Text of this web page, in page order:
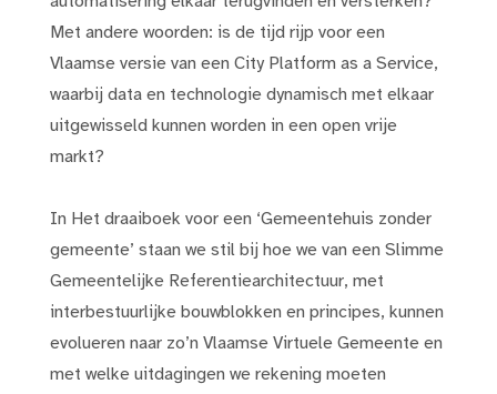
Met andere woorden: is de tijd rijp voor een
Vlaamse versie van een City Platform as a Service,
waarbij data en technologie dynamisch met elkaar
uitgewisseld kunnen worden in een open vrije
markt?
In Het draaiboek voor een ‘Gemeentehuis zonder
gemeente’ staan we stil bij hoe we van een Slimme
Gemeentelijke Referentiearchitectuur, met
interbestuurlijke bouwblokken en principes, kunnen
evolueren naar zo’n Vlaamse Virtuele Gemeente en
met welke uitdagingen we rekening moeten